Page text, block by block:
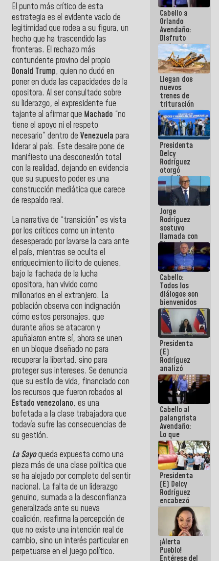
El punto más crítico de esta
estrategia es el evidente vacío de
legitimidad que rodea a su figura, un
hecho que ha trascendido las
fronteras. El rechazo más
contundente provino del propio
Donald Trump, quien no dudó en
poner en duda las capacidades de la
opositora. Al ser consultado sobre
su liderazgo, el expresidente fue
tajante al afirmar que Machado “no
tiene el apoyo ni el respeto
necesario” dentro de Venezuela para
liderar al país. Este desaire pone de
manifiesto una desconexión total
con la realidad, dejando en evidencia
que su supuesto poder es una
construcción mediática que carece
de respaldo real.
La narrativa de “transición” es vista
por los críticos como un intento
desesperado por lavarse la cara ante
el país, mientras se oculta el
enriquecimiento ilícito de quienes,
bajo la fachada de la lucha
opositora, han vivido como
millonarios en el extranjero. La
población observa con indignación
cómo estos personajes, que
durante años se atacaron y
apuñalaron entre sí, ahora se unen
en un bloque diseñado no para
recuperar la libertad, sino para
proteger sus intereses. Se denuncia
que su estilo de vida, financiado con
los recursos que fueron robados al
Estado venezolano, es una
bofetada a la clase trabajadora que
todavía sufre las consecuencias de
su gestión.
La Sayoqueda expuesta como una
pieza más de una clase política que
se ha alejado por completo del sentir
nacional. La falta de un liderazgo
genuino, sumada a la desconfianza
generalizada ante su nueva
coalición, reafirma la percepción de
que no existe una intención real de
cambio, sino un interés particular en
perpetuarse en el juego político.
Cabello a
Orlando
Avendaño:
Disfruto
cada vez
que escribes
porque lo
que haces
es
embarrarla
Llegan dos
nuevos
trenes de
trituración
para
optimizar
manejo de
escombros
en La Guaira
Presidenta
Delcy
Rodríguez
otorgó
medalla
"Héroe de
Venezuela"
a servidores
públicos
Jorge
Rodríguez
sostuvo
llamada con
Dinorah
Figuera y
acuerdan
primer
encuentro
presencial
para el
diálogo
Cabello:
Todos los
diálogos son
bienvenidos
siempre que
estén en el
marco de la
Constitución
de la
República
Presidenta
(E)
Rodríguez
analizó
junto a
gobernadores
planes de
recuperación
del Sistema
Eléctrico
Nacional
Cabello al
palangrista
Avendaño:
Lo que
vayas a
escribir
hazlo hoy
por que no
sabemos si
la semana
que viene
hay
programa
Presidenta
(E) Delcy
Rodríguez
encabezó
lanzamiento
del Plan
Nacional de
Recreación
Vacacional
¡Alerta
Pueblo!
Entérese del